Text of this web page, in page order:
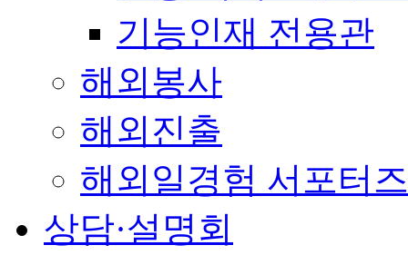
기능인재 전용관
해외봉사
해외진출
해외일경험 서포터
상담·설명회